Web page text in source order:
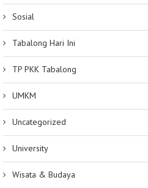
Sosial
Tabalong Hari Ini
TP PKK Tabalong
UMKM
Uncategorized
University
Wisata & Budaya